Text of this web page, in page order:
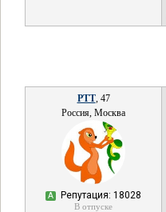
РТТ, 47
Россия, Москва
А Репутация: 18028
В отпуске